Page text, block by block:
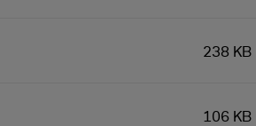
238 KB
106 KB